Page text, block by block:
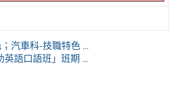
汽車科-技職特色 ...
語口語班」班期 ...